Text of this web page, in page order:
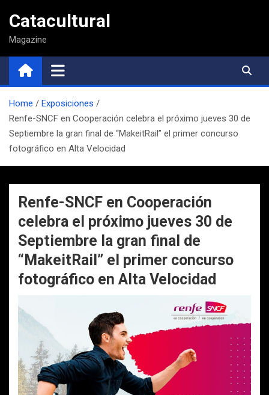
contenido
Catacultural
Magazine
Home
Exposiciones
Renfe-SNCF en Cooperación celebra el próximo jueves 30 de
Septiembre la gran final de “MakeitRail” el primer concurso
fotográfico en Alta Velocidad
Renfe-SNCF en Cooperación
celebra el próximo jueves 30 de
Septiembre la gran final de
“MakeitRail” el primer concurso
fotográfico en Alta Velocidad